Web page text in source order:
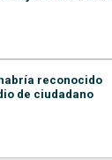
reconocido
de ciudadano